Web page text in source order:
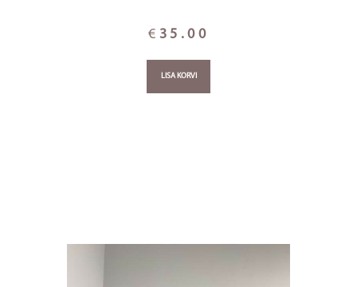
€ 35.00
LISA KORVI